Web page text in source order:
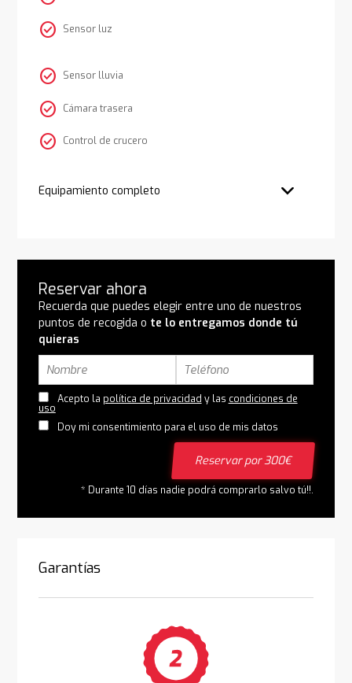
check_circle Sensor luz
check_circle Sensor lluvia
check_circle Cámara trasera
check_circle Control de crucero
Equipamiento completo
Reservar ahora
Recuerda que puedes elegir entre uno de nuestros
puntos de recogida o te lo entregamos donde tú
quieras
Acepto la política de privacidad y las condiciones de
uso
Doy mi consentimiento para el uso de mis datos
Reservar por 300€
* Durante 10 días nadie podrá comprarlo salvo tú!!.
Garantías